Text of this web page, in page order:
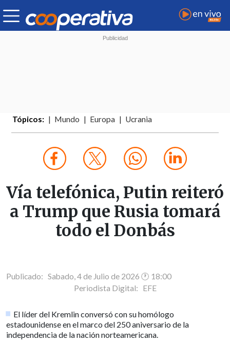
Tópicos: Mundo Europa Ucrania
Vía telefónica, Putin reiteró
a Trump que Rusia tomará
todo el Donbás
Publicado: Sabado, 4 de Julio de 2026 🕐 18:00
Periodista Digital: EFE
El líder del Kremlin conversó con su homólogo
estadounidense en el marco del 250 aniversario de la
independencia de la nación norteamericana.